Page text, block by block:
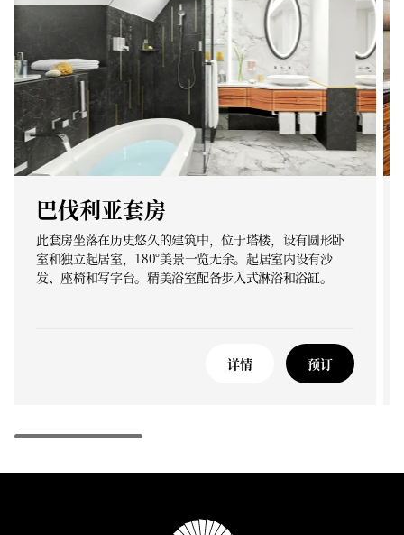
巴伐利亚套房
此套房坐落在历史悠久的建筑中，位于塔楼，设有圆形卧
室和独立起居室，180°美景一览无余。起居室内设有沙
发、座椅和写字台。精美浴室配备步入式淋浴和浴缸。
详情 预订